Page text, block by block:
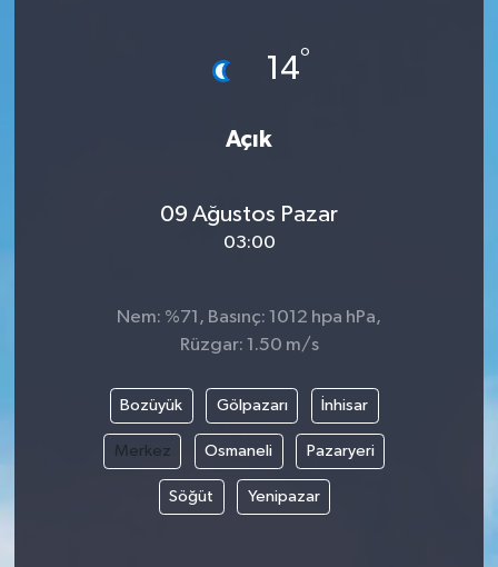
14°
Açık
09 Ağustos Pazar
03:00
Nem: %71, Basınç: 1012 hpa hPa,
Rüzgar: 1.50 m/s
Bozüyük Gölpazarı İnhisar
Merkez Osmaneli Pazaryeri
Söğüt Yenipazar
Bilim, Teknoloji